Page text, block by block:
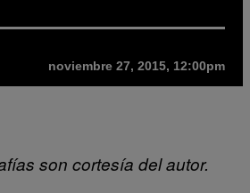
noviembre 27, 2015, 12:00pm
son cortesía del autor.